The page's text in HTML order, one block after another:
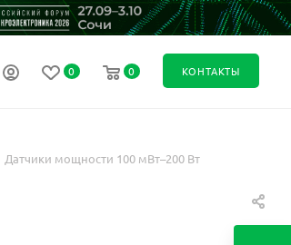
0 0 КОНТАКТЫ
Датчики мощности 100 мВт–200 Вт